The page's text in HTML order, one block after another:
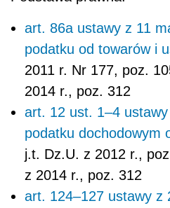
art. 86a ustawy z 11
podatku od towarów i
2011 r. Nr 177, poz.
2014 r., poz. 312
art. 12 ust. 1–4
podatku dochodowym
j.t. Dz.U. z 2012 r.,
z 2014 r., poz. 312
art. 124–127 ustawy z